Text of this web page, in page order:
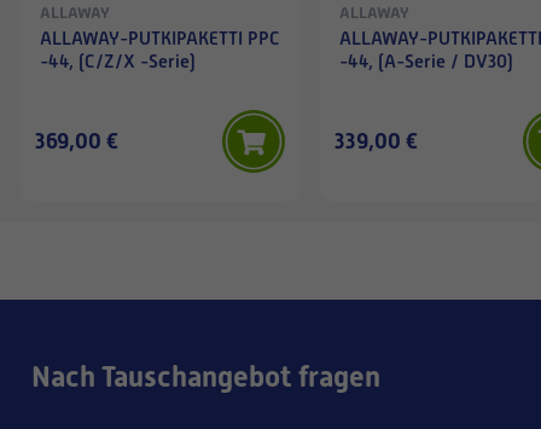
ALLAWAY
ALLAWAY-PUTKIPAKETTI PPC
-44, (C/Z/X -Serie)
369,00 €
ALLAWAY
ALLAWAY-
-44, (A-Serie / DV30)
339,00 €
Nach Tauschangebot fragen